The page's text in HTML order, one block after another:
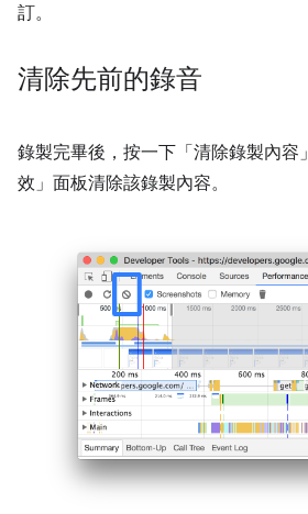
訂。
清除先前的錄音
錄製完畢後，按一下「清除錄製內容」
效」 面板清除該錄製內容。